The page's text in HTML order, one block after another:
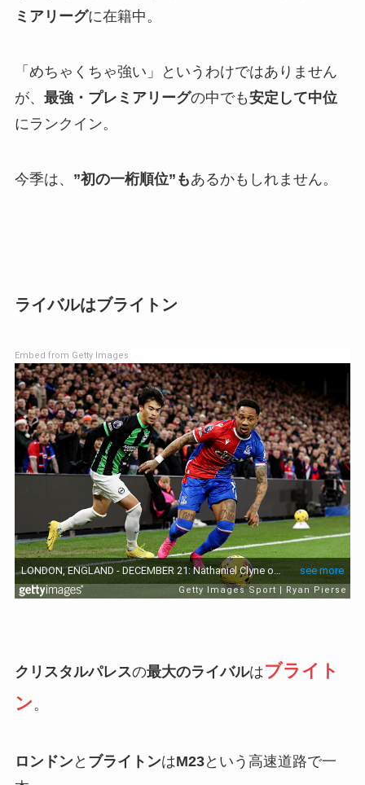
ミアリーグに在籍中。
「めちゃくちゃ強い」というわけではありません
が、 最強・プレミアリーグの中でも安定して中位
にランクイン。
今季は、 ”初の一桁順位”もあるかもしれません。
ライバルはブライトン
Embed from Getty Images
クリスタルパレスの最大のライバルはブライト
ン 。
ロンドンと ブライトンはM23という高速道路で一